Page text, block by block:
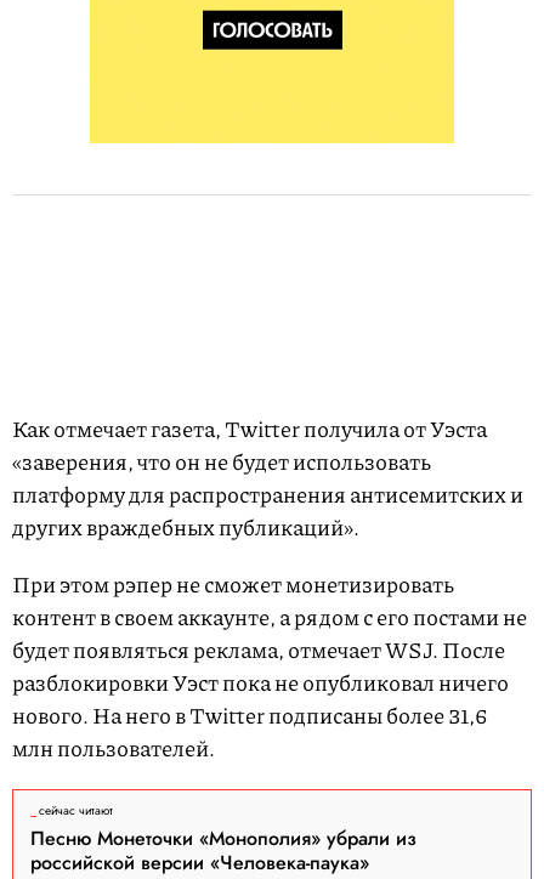
Как отмечает газета, Twitter получила от Уэста
«заверения, что он не будет использовать
платформу для распространения антисемитских и
других враждебных публикаций».
При этом рэпер не сможет монетизировать
контент в своем аккаунте, а рядом с его постами не
будет появляться реклама, отмечает WSJ. После
разблокировки Уэст пока не опубликовал ничего
нового. На него в Twitter подписаны более 31,6
млн пользователей.
сейчас читают
Песню Монеточки «Монополия» убрали из
российской версии «Человека-паука»